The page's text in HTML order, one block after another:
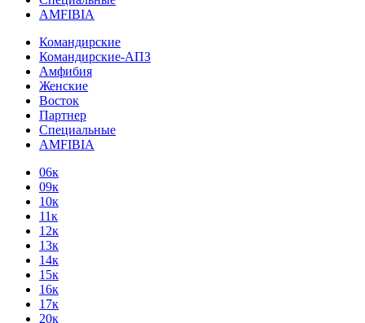
AMFIBIA
Командирские
Командирские-АПЗ
Амфибия
Женские
Восток
Партнер
Специальные
AMFIBIA
06к
09к
10к
11к
12к
13к
14к
15к
16к
17к
20к